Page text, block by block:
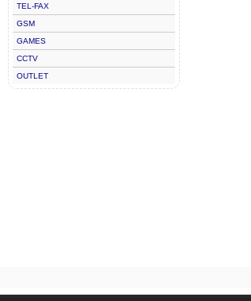
TEL-FAX
GSM
GAMES
CCTV
OUTLET